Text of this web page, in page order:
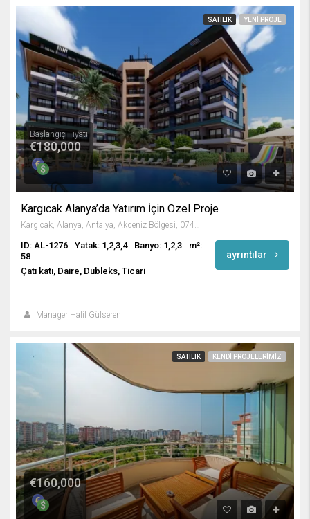
SATILIK YENI PROJE
Başlangıç Fiyatı
€180,000
Kargıcak Alanya’da Yatırım İçin Özel Proje
ID: AL-1276 Yatak: 1,2,3,4 Banyo: 1,2,3
m²:
58
Çatı katı, Daire, Dubleks, Ticari
ayrıntılar
Manager Halil Gülseren
SATILIK KENDI PROJELERIMIZ
€160,000